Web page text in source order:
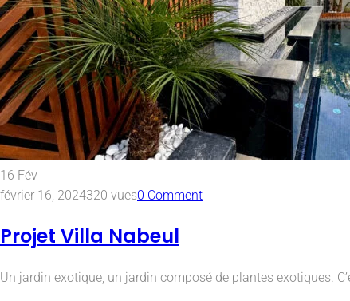
16 Fév
février 16, 2024320 vues0 Comment
Projet Villa Nabeul
Un jardin exotique, un jardin composé de plantes exotiques.